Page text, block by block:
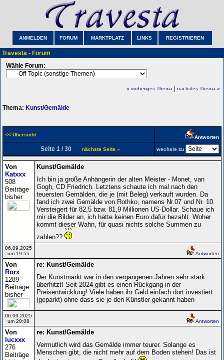
ANMELDEN FORUM MARKTPLATZ LINKS REGISTRIEREN
Travesta - Forum
Wähle Forum:
« vorheriges Thema nächstes Thema »
Thema: Kunst/Gemälde
<< Übersicht Antworten
Seite 1 / 30 nächste Seite » wechsle zu
Von
Katxxx
508
Beiträge
bisher
Kunst/Gemälde
Ich bin ja große Anhängerin der alten Meister - Monet, van
Gogh, CD Friedrich. Letztens schaute ich mal nach den
teuersten Gemälden, die je (mit Beleg) verkauft wurden. Da
fand ich zwei Gemälde von Rothko, namens Nr.07 und Nr. 10.
Versteigert für 82,5 bzw. 81,9 Millionen US-Dollar. Schaue ich
mir die Bilder an, ich hätte keinen Euro dafür bezahlt. Woher
kommt dieser Wahn, für quasi nichts solche Summen zu
zahlen??
06.09.2025
um 19:55
Antworten
Von
Rorx
1289
Beiträge
bisher
re: Kunst/Gemälde
Der Kunstmarkt war in den vergangenen Jahren sehr stark
überhitzt! Seit 2024 gibt es einen Rückgang in der
Preisentwicklung! Viele haben ihr Geld einfach dort investiert
(geparkt) ohne dass sie je den Künstler gekannt haben
06.09.2025
um 20:08
Antworten
Von
lucxxx
276
Beiträge
re: Kunst/Gemälde
Vermutlich wird das Gemälde immer teurer. Solange es
Menschen gibt, die nicht mehr auf dem Boden stehen! Das ist